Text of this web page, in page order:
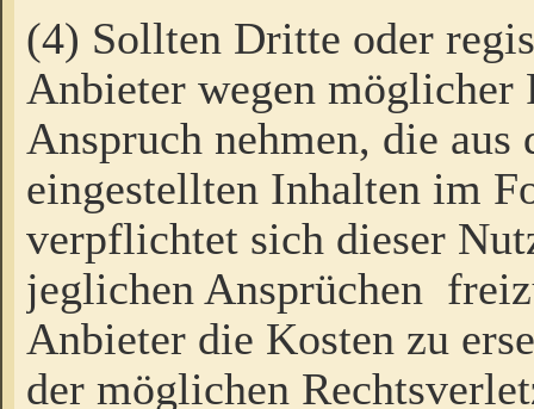
(4) Sollten Dritte oder
Anbieter wegen möglicher
Anspruch nehmen, die
eingestellten Inhalten im
verpflichtet sich dieser
jeglichen Ansprüchen
Anbieter die Kosten zu
der möglichen